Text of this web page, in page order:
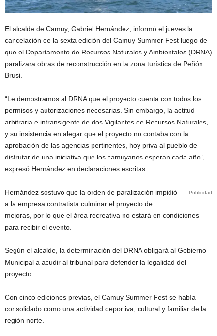
El alcalde de Camuy, Gabriel Hernández, informó el jueves la
cancelación de la sexta edición del Camuy Summer Fest luego de
que el Departamento de Recursos Naturales y Ambientales (DRNA)
paralizara obras de reconstrucción en la zona turística de Peñón
Brusi.
“Le demostramos al DRNA que el proyecto cuenta con todos los
permisos y autorizaciones necesarias. Sin embargo, la actitud
arbitraria e intransigente de dos Vigilantes de Recursos Naturales,
y su insistencia en alegar que el proyecto no contaba con la
aprobación de las agencias pertinentes, hoy priva al pueblo de
disfrutar de una iniciativa que los camuyanos esperan cada año”,
expresó Hernández en declaraciones escritas.
Publicidad
Hernández sostuvo que la orden de paralización impidió
a la empresa contratista culminar el proyecto de
mejoras, por lo que el área recreativa no estará en condiciones
para recibir el evento.
Según el alcalde, la determinación del DRNA obligará al Gobierno
Municipal a acudir al tribunal para defender la legalidad del
proyecto.
Con cinco ediciones previas, el Camuy Summer Fest se había
consolidado como una actividad deportiva, cultural y familiar de la
región norte.